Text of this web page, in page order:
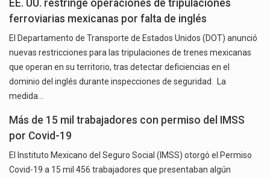
EE. UU. restringe operaciones de tripulaciones
ferroviarias mexicanas por falta de inglés
El Departamento de Transporte de Estados Unidos (DOT) anunció
nuevas restricciones para las tripulaciones de trenes mexicanas
que operan en su territorio, tras detectar deficiencias en el
dominio del inglés durante inspecciones de seguridad. La
medida…
Más de 15 mil trabajadores con permiso del IMSS
por Covid-19
El Instituto Mexicano del Seguro Social (IMSS) otorgó el Permiso
Covid-19 a 15 mil 456 trabajadores que presentaban algún